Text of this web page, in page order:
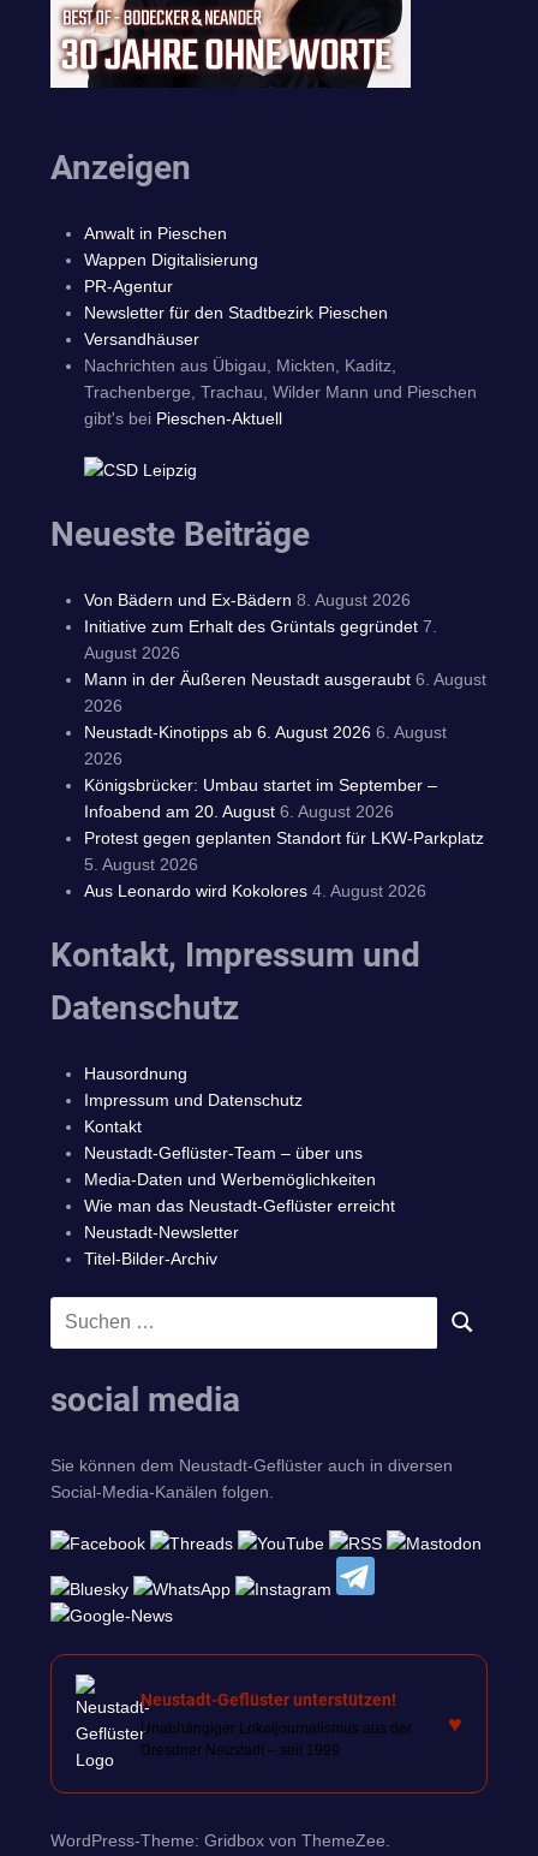
Anzeigen
Anwalt in Pieschen
Wappen Digitalisierung
PR-Agentur
Newsletter für den Stadtbezirk Pieschen
Versandhäuser
Nachrichten aus Übigau, Mickten, Kaditz,
Trachenberge, Trachau, Wilder Mann und Pieschen
gibt's bei Pieschen-Aktuell
Neueste Beiträge
Von Bädern und Ex-Bädern 8. August 2026
Initiative zum Erhalt des Grüntals gegründet 7.
August 2026
Mann in der Äußeren Neustadt ausgeraubt 6. August
2026
Neustadt-Kinotipps ab 6. August 2026 6. August
2026
Königsbrücker: Umbau startet im September –
Infoabend am 20. August 6. August 2026
Protest gegen geplanten Standort für LKW-Parkplatz
5. August 2026
Aus Leonardo wird Kokolores 4. August 2026
Kontakt, Impressum und
Datenschutz
Hausordnung
Impressum und Datenschutz
Kontakt
Neustadt-Geflüster-Team – über uns
Media-Daten und Werbemöglichkeiten
Wie man das Neustadt-Geflüster erreicht
Neustadt-Newsletter
Titel-Bilder-Archiv
Suchen
SUCHEN
social media
Sie können dem Neustadt-Geflüster auch in diversen
Social-Media-Kanälen folgen.
Neustadt-Geflüster unterstützen!
Unabhängiger Lokaljournalismus aus der
Dresdner Neustadt – seit 1999.
♥
WordPress-Theme: Gridbox von ThemeZee.